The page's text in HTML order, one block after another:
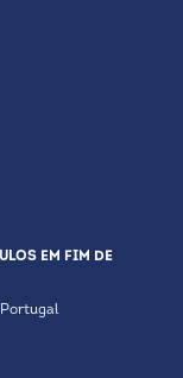
EM FIM DE
Portugal